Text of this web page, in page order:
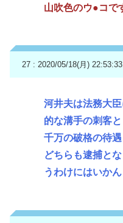
山吹色のウ●コで
27 : 2020/05/18(月)
河井夫は法務大
的な溝手の刺客
千万の破格の待遇
どちらも逮捕と
うわけにはいかん